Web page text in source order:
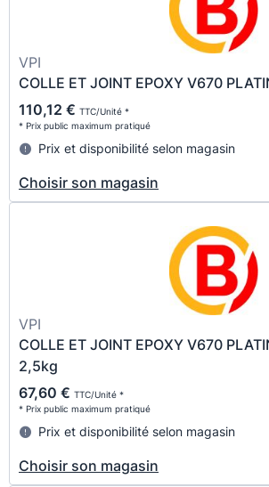
VPI
COLLE ET JOINT EPOXY V670
110,12 € TTC/Unité *
* Prix public maximum pratiqué
Prix et disponibilité selon magasin
Choisir son magasin
VPI
COLLE ET JOINT EPOXY V670
2,5kg
67,60 € TTC/Unité *
* Prix public maximum pratiqué
Prix et disponibilité selon magasin
Choisir son magasin